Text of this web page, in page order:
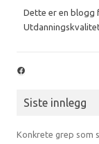
Dette er en blogg
Facebook
Siste innlegg
Konkrete grep som